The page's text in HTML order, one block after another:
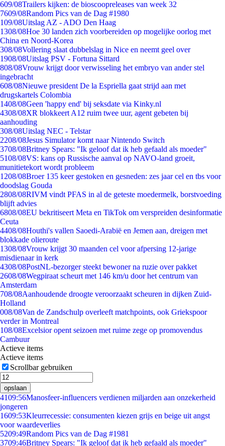
609/08Trailers kijken: de bioscoopreleases van week 32
7609/08Random Pics van de Dag #1980
109/08Uitslag AZ - ADO Den Haag
1308/08Hoe 30 landen zich voorbereiden op mogelijke oorlog met
China en Noord-Korea
308/08Vollering slaat dubbelslag in Nice en neemt geel over
1908/08Uitslag PSV - Fortuna Sittard
808/08Vrouw krijgt door verwisseling het embryo van ander stel
ingebracht
608/08Nieuwe president De la Espriella gaat strijd aan met
drugskartels Colombia
1408/08Geen 'happy end' bij seksdate via Kinky.nl
4308/08XR blokkeert A12 ruim twee uur, agent gebeten bij
aanhouding
308/08Uitslag NEC - Telstar
2208/08Jesus Simulator komt naar Nintendo Switch
3708/08Britney Spears: "Ik geloof dat ik heb gefaald als moeder"
5108/08VS: kans op Russische aanval op NAVO-land groeit,
munitietekort wordt probleem
1208/08Broer 135 keer gestoken en gesneden: zes jaar cel en tbs voor
doodslag Gouda
2808/08RIVM vindt PFAS in al de geteste moedermelk, borstvoeding
blijft advies
6808/08EU bekritiseert Meta en TikTok om verspreiden desinformatie
Ceuta
4408/08Houthi's vallen Saoedi-Arabië en Jemen aan, dreigen met
blokkade olieroute
1308/08Vrouw krijgt 30 maanden cel voor afpersing 12-jarige
misdienaar in kerk
4308/08PostNL-bezorger steekt bewoner na ruzie over pakket
2608/08Wegpiraat scheurt met 146 km/u door het centrum van
Amsterdam
708/08Aanhoudende droogte veroorzaakt scheuren in dijken Zuid-
Holland
008/08Van de Zandschulp overleeft matchpoints, ook Griekspoor
verder in Montreal
108/08Excelsior opent seizoen met ruime zege op promovendus
Cambuur
Actieve items
Actieve items
Scrollbar gebruiken
opslaan
4109:56Manosfeer-influencers verdienen miljarden aan onzekerheid
jongeren
1609:53Kleurrecessie: consumenten kiezen grijs en beige uit angst
voor waardeverlies
5209:49Random Pics van de Dag #1981
3709:46Britney Spears: "Ik geloof dat ik heb gefaald als moeder"